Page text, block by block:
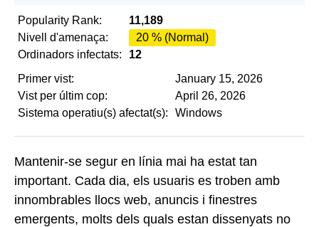
Popularity Rank:
11,189
Nivell d'amenaça:
20 % (Normal)
Ordinadors infectats:
12
Primer vist:
January 15, 2026
Vist per últim cop:
April 26, 2026
Sistema operatiu(s) afectat(s):
Windows
Mantenir-se segur en línia mai ha estat tan
important. Cada dia, els usuaris es troben amb
innombrables llocs web, anuncis i finestres
emergents, molts dels quals estan dissenyats no